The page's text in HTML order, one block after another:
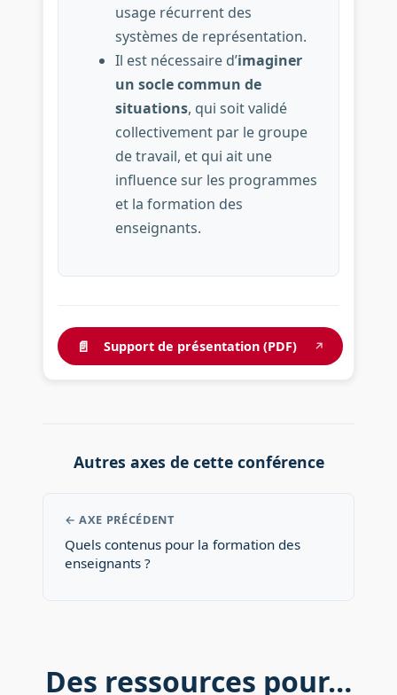
usage récurrent des
systèmes de représentation.
Il est nécessaire d’imaginer
un socle commun de
situations, qui soit validé
collectivement par le groupe
de travail, et qui ait une
influence sur les programmes
et la formation des
enseignants.
📄 Support de présentation (PDF) ↗
Autres axes de cette conférence
← AXE PRÉCÉDENT
Quels contenus pour la formation des
enseignants ?
Des ressources pour…